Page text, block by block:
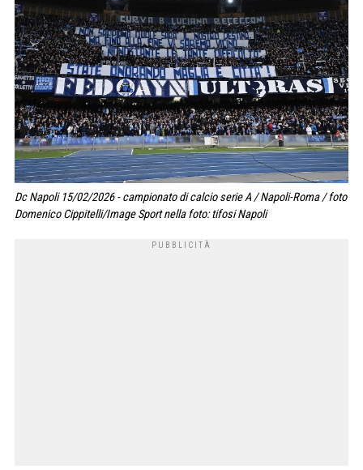
Dc Napoli 15/02/2026 - campionato di calcio serie A / Napoli-Roma / foto
Domenico Cippitelli/Image Sport nella foto: tifosi Napoli